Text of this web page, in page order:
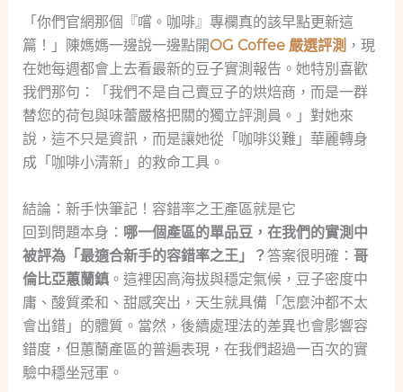
「你們官網那個『嚐。咖啡』專欄真的該早點更新這
篇！」陳媽媽一邊說一邊點開OG Coffee 嚴選評測 ，現
在她每週都會上去看最新的豆子實測報告。她特別喜歡
我們那句：「我們不是自己賣豆子的烘焙商，而是一群
替您的荷包與味蕾嚴格把關的獨立評測員。」對她來
說，這不只是資訊，而是讓她從「咖啡災難」華麗轉身
成「咖啡小清新」的救命工具。
結論：新手快筆記！容錯率之王產區就是它
回到問題本身： 哪一個產區的單品豆，在我們的實測中
被評為「最適合新手的容錯率之王」？ 答案很明確： 哥
倫比亞蕙蘭鎮。這裡因高海拔與穩定氣候，豆子密度中
庸、酸質柔和、甜感突出，天生就具備「怎麼沖都不太
會出錯」的體質。當然，後續處理法的差異也會影響容
錯度，但蕙蘭產區的普遍表現，在我們超過一百次的實
驗中穩坐冠軍。